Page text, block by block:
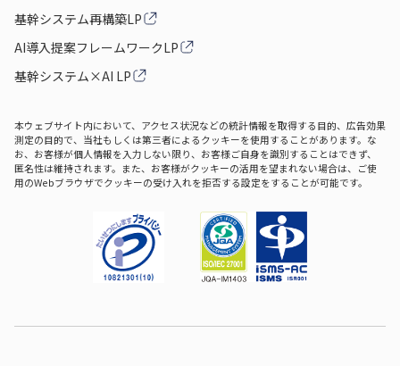
基幹システム再構築LP
AI導入提案フレームワークLP
基幹システム×AI LP
本ウェブサイト内において、アクセス状況などの統計情報を取得する目的、広告効果
測定の目的で、当社もしくは第三者によるクッキーを使用することがあります。な
お、お客様が個人情報を入力しない限り、お客様ご自身を識別することはできず、
匿名性は維持されます。また、お客様がクッキーの活用を望まれない場合は、ご使
用のWebブラウザでクッキーの受け入れを拒否する設定をすることが可能です。